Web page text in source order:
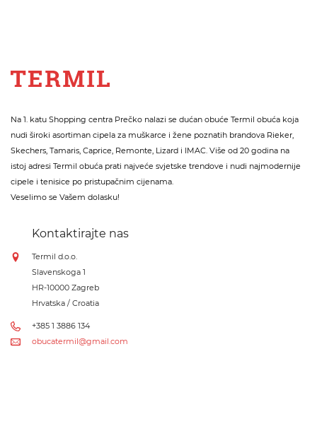
Na 1. katu Shopping centra Prečko nalazi se dućan obuće Termil obuća koja
nudi široki asortiman cipela za muškarce i žene poznatih brandova Rieker,
Skechers, Tamaris, Caprice, Remonte, Lizard i IMAC. Više od 20 godina na
istoj adresi Termil obuća prati najveće svjetske trendove i nudi najmodernije
cipele i tenisice po pristupačnim cijenama.
Veselimo se Vašem dolasku!
Kontaktirajte nas
Termil d.o.o.
Slavenskoga 1
HR-10000 Zagreb
Hrvatska / Croatia
+385 1 3886 134
obucatermil@gmail.com